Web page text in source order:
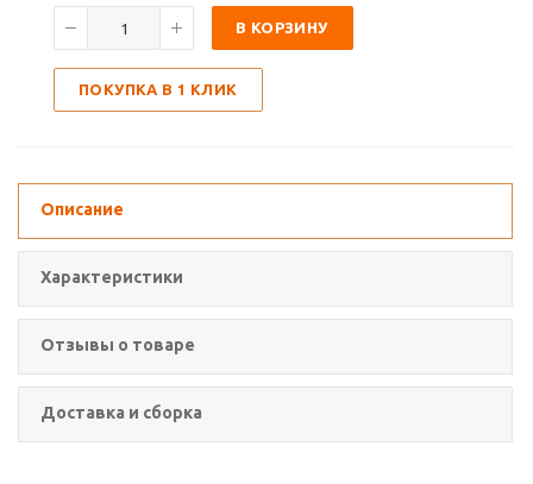
В КОРЗИНУ
ПОКУПКА В 1 КЛИК
Описание
Характеристики
Отзывы о товаре
Доставка и сборка